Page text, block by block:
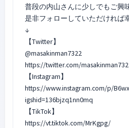
普段の内山さんに少しでもご興
是非フォローしていただければ
↓
【Twitter】
@masakinman7322
https://twitter.com/
【Instagram】
https://www.instagram.com/p/
igshid=136bjzq1nn0mq
【TikTok】
https://vt.tiktok.com/MrKgpg/